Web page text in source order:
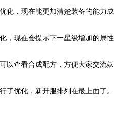
化，现在能更加清楚装备的能力成
，现在会提示下一星级增加的属
以查看合成配方，方便大家交流妖
了优化，新开服排列在最上面了。